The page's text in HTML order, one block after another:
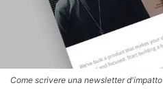
Come scrivere una newsletter d'impatto